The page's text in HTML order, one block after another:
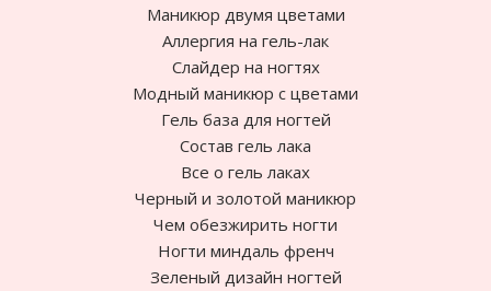
Маникюр двумя цветами
Аллергия на гель-лак
Слайдер на ногтях
Модный маникюр с цветами
Гель база для ногтей
Состав гель лака
Все о гель лаках
Черный и золотой маникюр
Чем обезжирить ногти
Ногти миндаль френч
Зеленый дизайн ногтей